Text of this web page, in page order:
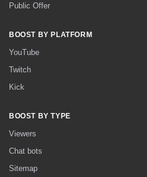
Public Offer
BOOST BY PLATFORM
YouTube
Twitch
Kick
BOOST BY TYPE
Viewers
Chat bots
Sitemap